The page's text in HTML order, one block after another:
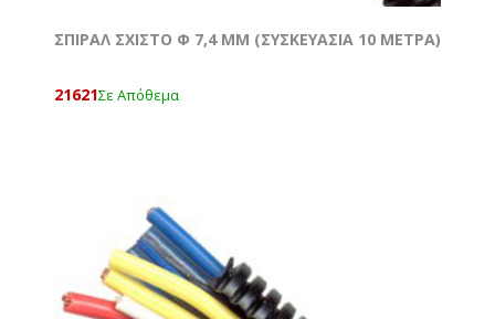
ΣΠΙΡΑΛ ΣΧΙΣΤΟ Φ 7,4 MM (ΣΥΣΚΕΥΑΣΙΑ 10 ΜΕΤΡΑ)
21621Σε Απόθεμα